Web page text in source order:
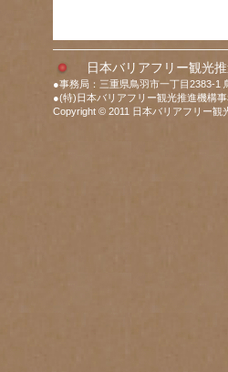
日本バリアフリー観光
●事務局：三重県鳥羽市一丁目2383-1
●(特)日本バリアフリー観光推進機構
Copyright © 2011 日本バリアフリー観